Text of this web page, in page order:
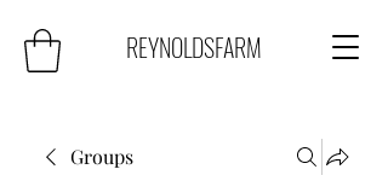
REYNOLDSFARM
Groups